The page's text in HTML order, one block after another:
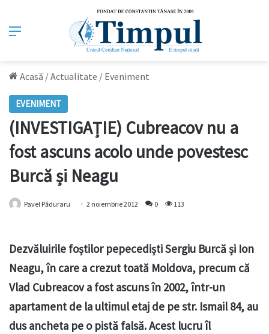
Meniu
Acasă /Actualitate / Eveniment
EVENIMENT
(INVESTIGAȚIE) Cubreacov nu a
fost ascuns acolo unde povestesc
Burcă și Neagu
Pavel Păduraru 2 noiembrie 2012 0 113
Dezvăluirile foștilor pepecediști Sergiu Burcă și Ion
Neagu, în care a crezut toată Moldova, precum că
Vlad Cubreacov a fost ascuns în 2002, într-un
apartament de la ultimul etaj de pe str. Ismail 84, au
dus ancheta pe o pistă falsă. Acest lucru îl